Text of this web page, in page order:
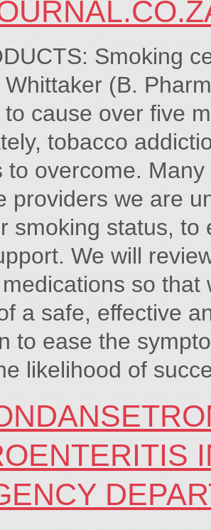
Smoking
(B.
cause over five
tobacco
to overcome.
providers we are
smoking status,
We will
so
a safe, effective
to ease the
likelihood of